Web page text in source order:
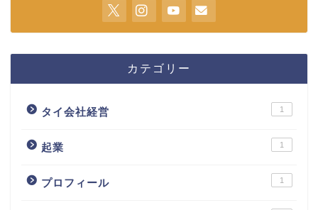
カテゴリー
タイ会社経営 1
起業 1
プロフィール 1